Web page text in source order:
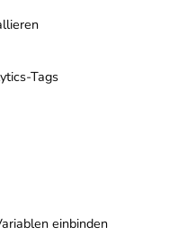
Tags
einbinden